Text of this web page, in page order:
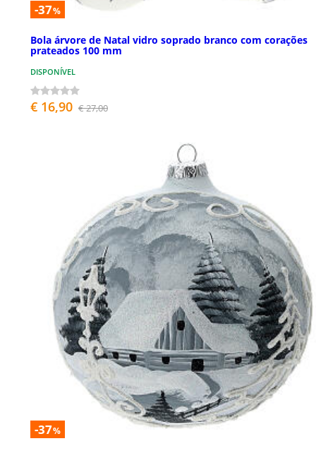
-37%
Bola árvore de Natal vidro soprado branco com corações
prateados 100 mm
DISPONÍVEL
€ 16,90 € 27,00
-37%